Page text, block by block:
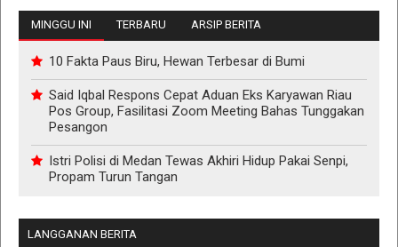
MINGGU INI TERBARU ARSIP BERITA
10 Fakta Paus Biru, Hewan Terbesar di Bumi
Said Iqbal Respons Cepat Aduan Eks Karyawan Riau
Pos Group, Fasilitasi Zoom Meeting Bahas Tunggakan
Pesangon
Istri Polisi di Medan Tewas Akhiri Hidup Pakai Senpi,
Propam Turun Tangan
LANGGANAN BERITA